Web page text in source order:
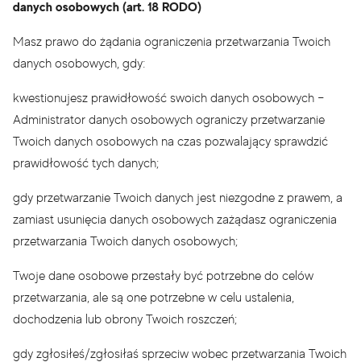
danych osobowych (art. 18 RODO)
Masz prawo do żądania ograniczenia przetwarzania Twoich
danych osobowych, gdy:
kwestionujesz prawidłowość swoich danych osobowych –
Administrator danych osobowych ograniczy przetwarzanie
Twoich danych osobowych na czas pozwalający sprawdzić
prawidłowość tych danych;
gdy przetwarzanie Twoich danych jest niezgodne z prawem, a
zamiast usunięcia danych osobowych zażądasz ograniczenia
przetwarzania Twoich danych osobowych;
Twoje dane osobowe przestały być potrzebne do celów
przetwarzania, ale są one potrzebne w celu ustalenia,
dochodzenia lub obrony Twoich roszczeń;
gdy zgłosiłeś/zgłosiłaś sprzeciw wobec przetwarzania Twoich